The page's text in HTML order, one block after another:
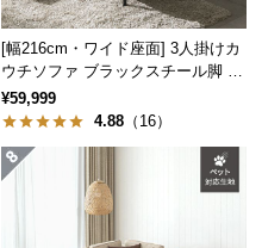
[幅216cm・ワイド座面] 3人掛けカ
ウチソファ ブラックスチール脚 L
字 ホテルライク 高級感
¥59,999
4.88 （16）